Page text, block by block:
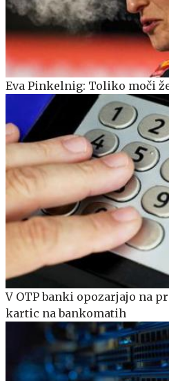
Eva Pinkelnig: Toliko moči
V OTP banki opozarjajo na
kartic na bankomatih